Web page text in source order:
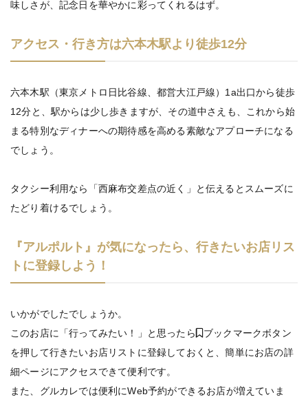
味しさが、記念日を華やかに彩ってくれるはず。
アクセス・行き方は六本木駅より徒歩12分
六本木駅（東京メトロ日比谷線、都営大江戸線）1a出口から徒歩
12分と、駅からは少し歩きますが、その道中さえも、これから始
まる特別なディナーへの期待感を高める素敵なアプローチになる
でしょう。
タクシー利用なら「西麻布交差点の近く」と伝えるとスムーズに
たどり着けるでしょう。
『アルポルト』が気になったら、行きたいお店リス
トに登録しよう！
いかがでしたでしょうか。
このお店に「行ってみたい！」と思ったら
ブックマークボタン
を押して行きたいお店リストに登録しておくと、簡単にお店の詳
細ページにアクセスできて便利です。
また、グルカレでは便利にWeb予約ができるお店が増えていま